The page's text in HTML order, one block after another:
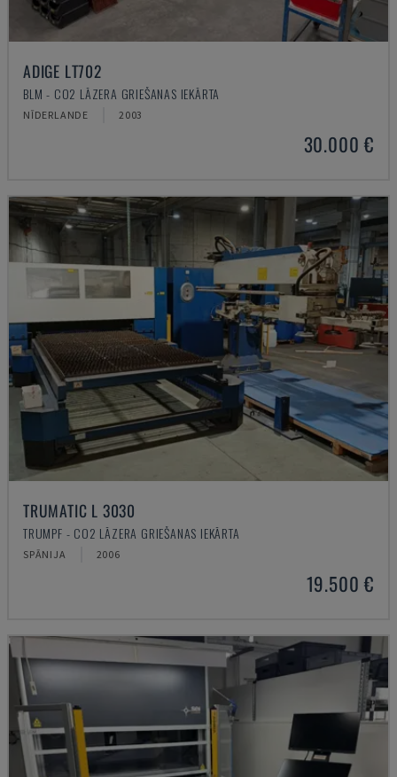
ADIGE LT702
BLM - CO2 LĀZERA GRIEŠANAS IEKĀRTA
NĪDERLANDE 2003
30.000 €
TRUMATIC L 3030
TRUMPF - CO2 LĀZERA GRIEŠANAS IEKĀRTA
SPĀNIJA 2006
19.500 €